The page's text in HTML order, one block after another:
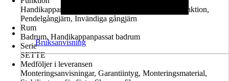
Handikappanpassad montering möjlig, Lyft-sänk-funktion,
Pendelgångjärn, Invändiga gångjärn
Rum
Badrum, Handikappanpassat badrum
Serie
SETTE
Medföljer i leveransen
Monteringsanvisningar, Garantiintyg, Monteringsmaterial,
Bruksanvisning